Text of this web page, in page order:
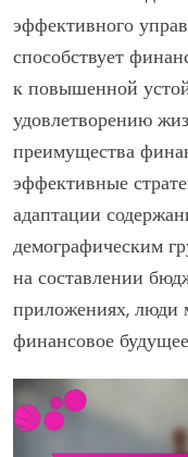
эффективного
способствует
к повышенной
удовлетворению
преимущества
эффективные
адаптации
демографическим
на составлении
приложениях, люди
финансовое